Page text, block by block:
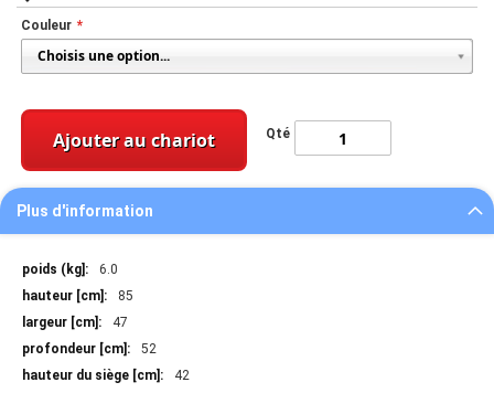
Couleur
Qté
Ajouter au chariot
Plus d'information
Plus
d'information
6.0
85
47
52
42